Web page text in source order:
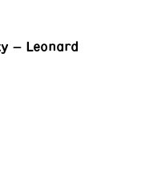
– Leonard